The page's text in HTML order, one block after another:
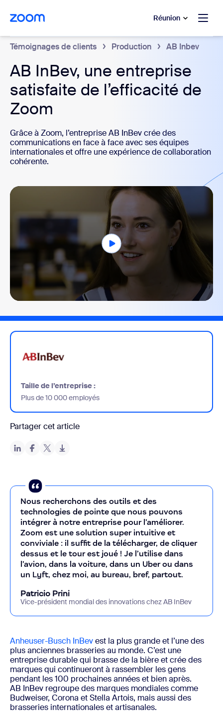
contenu principal
au chat d’aide Réunion
Témoignages de clients Production AB Inbev
AB InBev, une entreprise
satisfaite de l’efficacité de
Zoom
Grâce à Zoom, l’entreprise AB InBev crée des
communications en face à face avec ses équipes
internationales et offre une expérience de collaboration
cohérente.
of
minute,
seconds
Taille de l’entreprise :
Plus de 10 000 employés
Partager cet article
Nous recherchons des outils et des
technologies de pointe que nous pouvons
intégrer à notre entreprise pour l’améliorer.
Zoom est une solution super intuitive et
conviviale : il suffit de la télécharger, de cliquer
dessus et le tour est joué ! Je l’utilise dans
l’avion, dans la voiture, dans un Uber ou dans
un Lyft, chez moi, au bureau, bref, partout.
Patricio Prini
Vice-président mondial des innovations chez AB InBev
Anheuser-Busch InBevest la plus grande et l’une des
plus anciennes brasseries au monde. C’est une
entreprise durable qui brasse de la bière et crée des
marques qui continueront à rassembler les gens
pendant les 100 prochaines années et bien après.
AB InBev regroupe des marques mondiales comme
Budweiser, Corona et Stella Artois, mais aussi des
brasseries internationales et artisanales.